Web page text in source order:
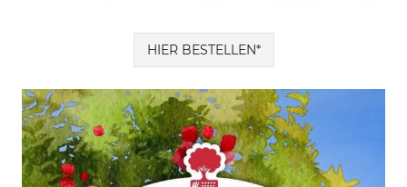
HIER BESTELLEN*